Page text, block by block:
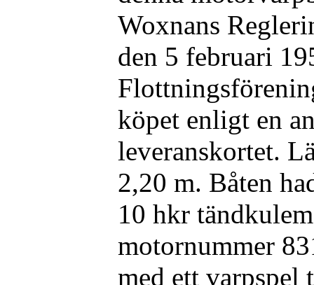
Woxnans
den 5 februari
köpet enligt en
leveranskortet.
2,20 m. Båten
10 hkr
motornummer
med ett varpspel